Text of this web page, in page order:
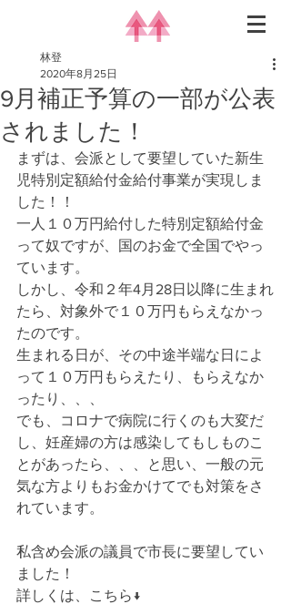
9月補正予算の一部が公表
されました！
林登
2020年8月25日
まずは、会派として要望していた新生
児特別定額給付金給付事業が実現しま
した！！
一人１０万円給付した特別定額給付金
って奴ですが、国のお金で全国でやっ
ています。
しかし、令和２年4月28日以降に生まれ
たら、対象外で１０万円もらえなかっ
たのです。
生まれる日が、その中途半端な日によ
って１０万円もらえたり、もらえなか
ったり、、、
でも、コロナで病院に行くのも大変だ
し、妊産婦の方は感染してもしものこ
とがあったら、、、と思い、一般の元
気な方よりもお金かけてでも対策をさ
れています。
私含め会派の議員で市長に要望してい
ました！
詳しくは、こちら↓